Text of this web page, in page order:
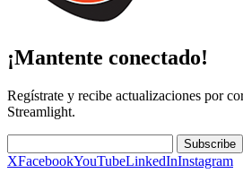
¡Mantente conectado!
Regístrate y recibe actualizaciones por
Streamlight.
Subscribe
XFacebookYouTubeLinkedInInstagram